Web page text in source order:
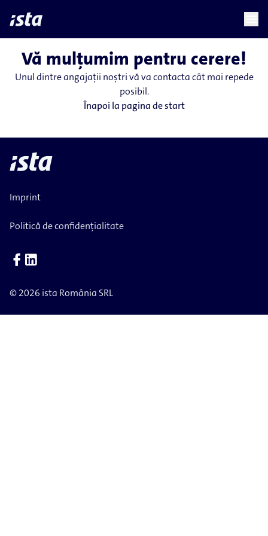
languagechevron_right
Vă mulțumim pentru cerere!
Unul dintre angajații noștri vă va contacta cât mai repede
posibil.
Înapoi la pagina de start
Imprint
Politică de confidențialitate
© 2026 ista România SRL